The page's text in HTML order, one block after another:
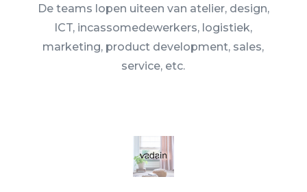
De teams lopen uiteen van atelier, design,
ICT, incassomedewerkers, logistiek,
marketing, product development, sales,
service, etc.